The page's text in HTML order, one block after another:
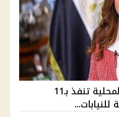
قرارات وزيرة التنمية المحلية تنفذ بـ11